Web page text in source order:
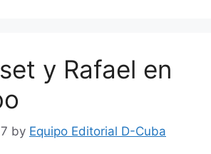
y Rafael en
by Equipo Editorial D-Cuba